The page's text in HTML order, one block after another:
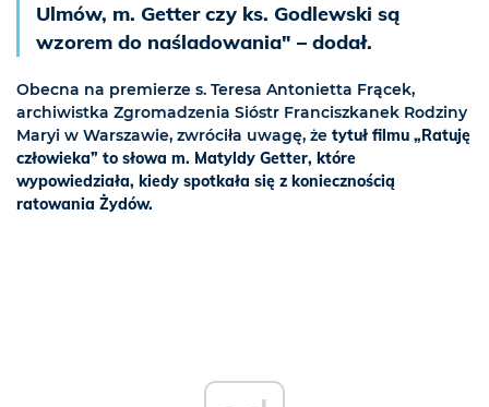
Ulmów, m. Getter czy ks. Godlewski są
wzorem do naśladowania" – dodał.
Obecna na premierze s. Teresa Antonietta Frącek,
archiwistka Zgromadzenia Sióstr Franciszkanek Rodziny
Maryi w Warszawie, zwróciła uwagę, że tytuł filmu „Ratuję
człowieka” to słowa m. Matyldy Getter, które
wypowiedziała, kiedy spotkała się z koniecznością
ratowania Żydów.